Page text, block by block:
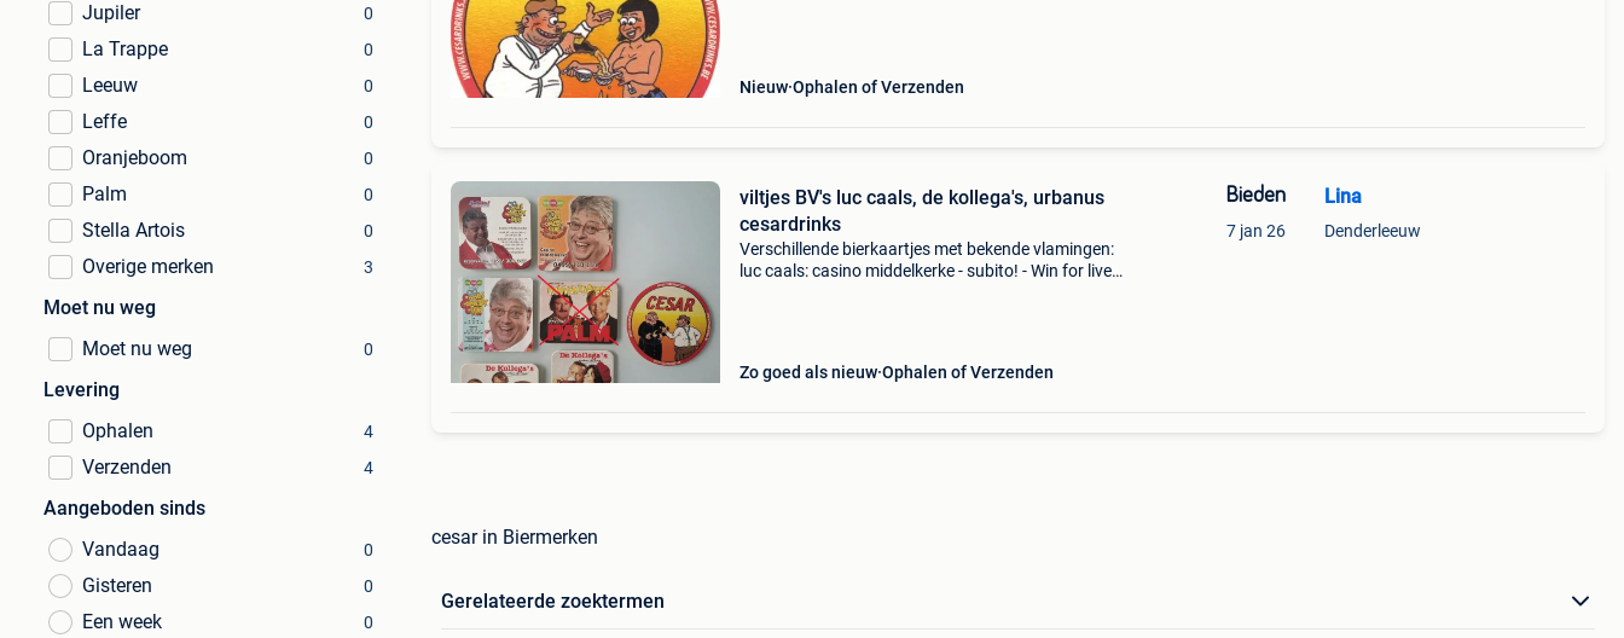
Jupiler 0
La Trappe 0
Leeuw 0
Leffe 0
Oranjeboom 0
Palm 0
Stella Artois 0
Overige merken 3
Moet nu weg
Moet nu weg
0
Levering
Ophalen
4
Verzenden 4
Aangeboden sinds
Vandaag
0
Gisteren 0
Een week 0
Nieuw Ophalen of Verzenden
viltjes BV's luc caals, de kollega's, urbanus
cesardrinks
Verschillende bierkaartjes met bekende vlamingen:
luc caals: casino middelkerke - subito! - Win for live
Zo goed als nieuw Ophalen of Verzenden
Bieden
7 jan 26
Lina
Denderleeuw
cesar in Biermerken
Gerelateerde zoektermen